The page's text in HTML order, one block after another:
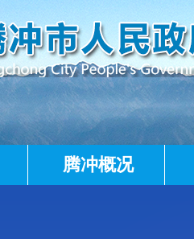
腾冲概况